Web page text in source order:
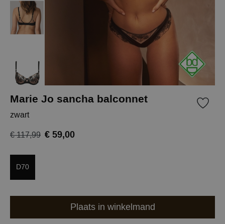
Marie Jo sancha balconnet
zwart
€ 117,99 € 59,00
D70
Plaats in winkelmand